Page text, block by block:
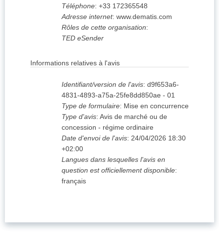
Téléphone: +33 172365548
Adresse internet: www.dematis.com
Rôles de cette organisation:
TED eSender
Informations relatives à l'avis
Identifiant/version de l'avis: d9f653a6-
4831-4893-a75a-25fe8dd850ae - 01
Type de formulaire: Mise en concurrence
Type d'avis: Avis de marché ou de
concession - régime ordinaire
Date d'envoi de l'avis: 24/04/2026 18:30
+02:00
Langues dans lesquelles l'avis en
question est officiellement disponible:
français